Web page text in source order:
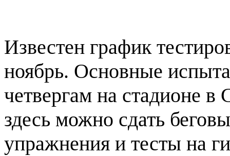
Известен график
ноябрь. Основные
четвергам на стадионе
здесь можно сдать
упражнения и тесты на